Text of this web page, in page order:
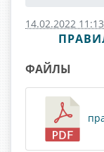
14.02.2022 11:13
ФАЙЛЫ